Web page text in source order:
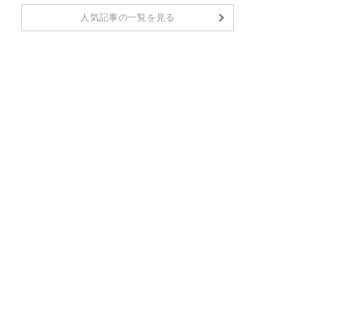
人気記事の一覧を見る